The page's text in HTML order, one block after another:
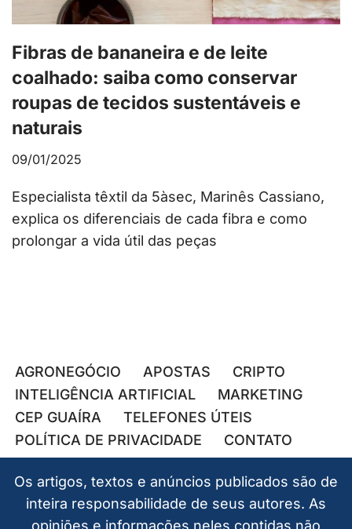
Fibras de bananeira e de leite
coalhado: saiba como conservar
roupas de tecidos sustentáveis e
naturais
09/01/2025
Especialista têxtil da 5àsec, Marinês Cassiano,
explica os diferenciais de cada fibra e como
prolongar a vida útil das peças
AGRONEGÓCIO APOSTAS
CRIPTO
INTELIGÊNCIA ARTIFICIAL
MARKETING
CEP GUAÍRA
TELEFONES ÚTEIS
POLÍTICA DE PRIVACIDADE
CONTATO
Os artigos, textos e anúncios publicados são de
inteira responsabilidade de seus autores. As
opiniões e informações neles contidas não